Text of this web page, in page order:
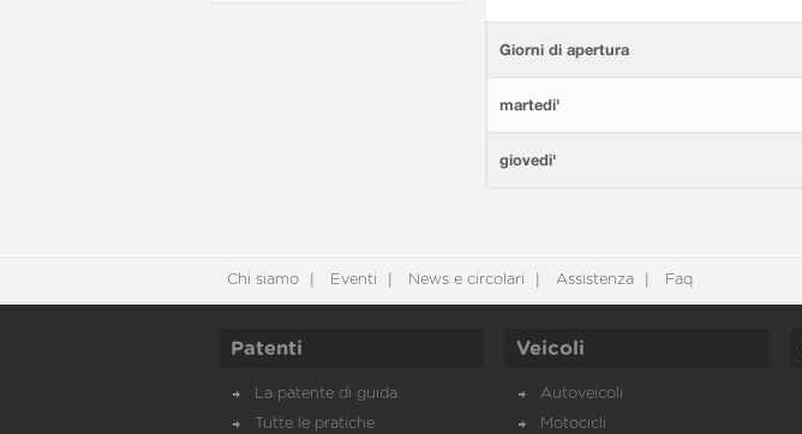
Giorni di apertura
martedi'
giovedi'
Chi siamo Eventi News e circolari Assistenza Faq
Patenti
La patente di guida
Tutte le pratiche
Veicoli
Autoveicoli
Motocicli